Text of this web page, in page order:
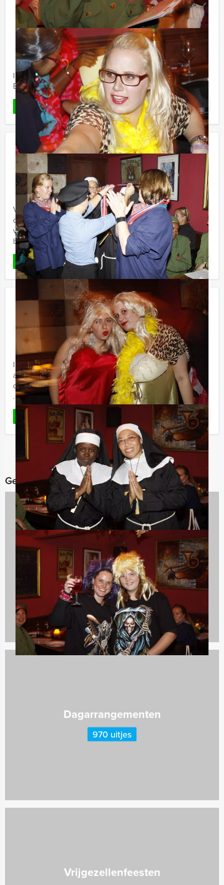
Expeditie Robinson City Game in
Breda
Vanaf€ 24,50 p.p. excl. BTW
Vanaf 12 personen ‐ 3 uur
In teams zullen jullie tegen elkaar strijden tijdens
Expeditie Robinson City Game in Breda!
LEES MEER Favoriet
Ranking the Stars quiz Enschede
Vanaf p.p. excl. BTW
Vanaf 12 personen ‐ 2 uur en 30 minuten
Vanaf nu ook bij Holland Tour Guides te boeken;
de hilarische Ranking the Stars quiz! Bent u klaar om uw
vrienden of collega's te ranken? Alle geheimen zullen
bloot komen ...
LEES MEER Favoriet
La Casa de Papel VR Dinerspel in
Almere
Vanaf€ 66,50 p.p. excl. BTW
Vanaf 12 personen ‐ 3 uur en 30 minuten
In de populaire Netflixserie La Casa de Papel is het aan
acht verschillende rovers onder leiding van El Professor,
de taak om de Koninklijke Munt van Madrid te beroven.
...
LEES MEER Favoriet
Gerelateerde categorieën
Vrijgezellenfeest vrouwen
555 uitjes
Dagarrangementen
970 uitjes
Vrijgezellenfeesten